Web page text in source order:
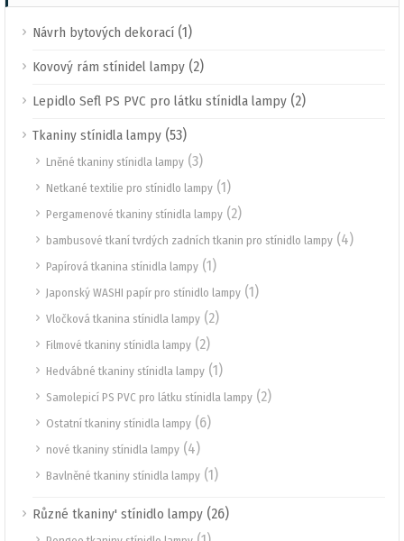
Návrh bytových dekorací (1)
Kovový rám stínidel lampy (2)
Lepidlo Sefl PS PVC pro látku stínidla lampy (2)
Tkaniny stínidla lampy (53)
Lněné tkaniny stínidla lampy (3)
Netkané textilie pro stínidlo lampy (1)
Pergamenové tkaniny stínidla lampy (2)
bambusové tkaní tvrdých zadních tkanin pro stínidlo lampy (4)
Papírová tkanina stínidla lampy (1)
Japonský WASHI papír pro stínidlo lampy (1)
Vločková tkanina stínidla lampy (2)
Filmové tkaniny stínidla lampy (2)
Hedvábné tkaniny stínidla lampy (1)
Samolepicí PS PVC pro látku stínidla lampy (2)
Ostatní tkaniny stínidla lampy (6)
nové tkaniny stínidla lampy (4)
Bavlněné tkaniny stínidla lampy (1)
Různé tkaniny' stínidlo lampy (26)